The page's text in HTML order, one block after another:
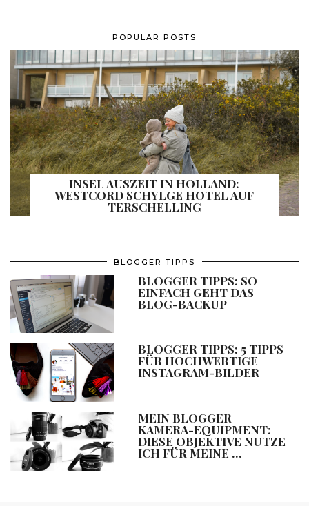
POPULAR POSTS
INSEL AUSZEIT IN HOLLAND:
WESTCORD SCHYLGE HOTEL AUF
TERSCHELLING
BLOGGER TIPPS
BLOGGER TIPPS: SO
EINFACH GEHT DAS
BLOG-BACKUP
BLOGGER TIPPS: 5 TIPPS
FÜR HOCHWERTIGE
INSTAGRAM-BILDER
MEIN BLOGGER
KAMERA-EQUIPMENT:
DIESE OBJEKTIVE NUTZE
ICH FÜR MEINE …